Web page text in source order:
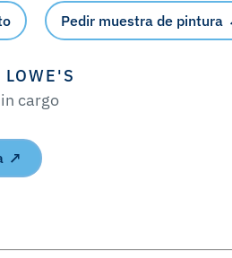
Pedir muestra de pintura
cargo